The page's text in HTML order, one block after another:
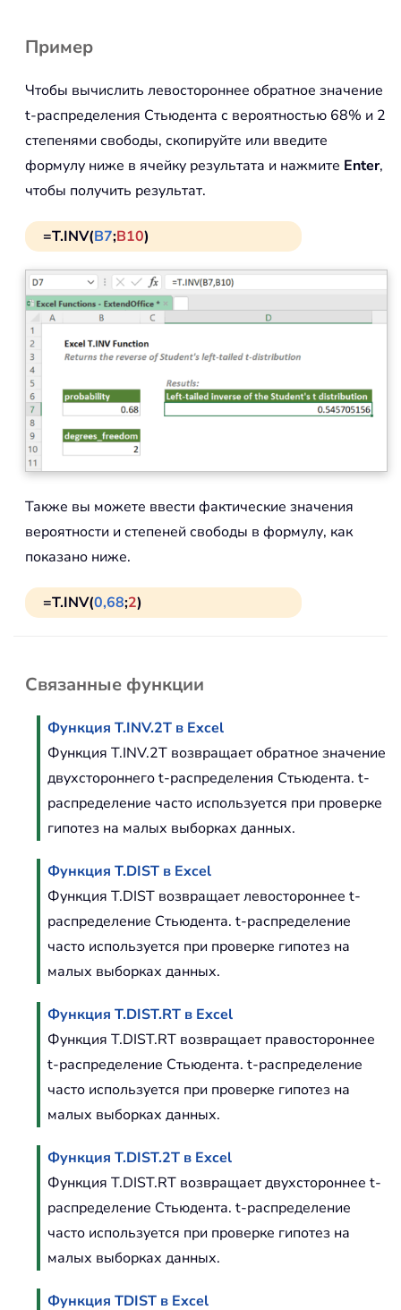
Пример
Чтобы вычислить левостороннее обратное значение
t-распределения Стьюдента с вероятностью 68% и 2
степенями свободы, скопируйте или введите
формулу ниже в ячейку результата и нажмите Enter,
чтобы получить результат.
=T.INV(B7;B10)
Также вы можете ввести фактические значения
вероятности и степеней свободы в формулу, как
показано ниже.
=T.INV(0,68;2)
Связанные функции
Функция T.INV.2T в Excel
Функция T.INV.2T возвращает обратное значение
двухстороннего t-распределения Стьюдента. t-
распределение часто используется при проверке
гипотез на малых выборках данных.
Функция T.DIST в Excel
Функция T.DIST возвращает левостороннее t-
распределение Стьюдента. t-распределение
часто используется при проверке гипотез на
малых выборках данных.
Функция T.DIST.RT в Excel
Функция T.DIST.RT возвращает правостороннее
t-распределение Стьюдента. t-распределение
часто используется при проверке гипотез на
малых выборках данных.
Функция T.DIST.2T в Excel
Функция T.DIST.RT возвращает двухстороннее t-
распределение Стьюдента. t-распределение
часто используется при проверке гипотез на
малых выборках данных.
Функция TDIST в Excel